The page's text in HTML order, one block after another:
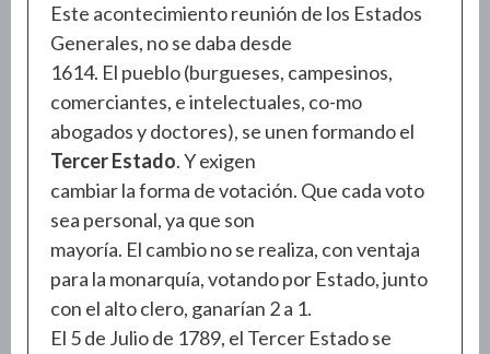
Este acontecimiento reunión de los Estados
Generales, no se daba desde
1614. El pueblo (burgueses, campesinos,
comerciantes, e intelectuales, co-mo
abogados y doctores), se unen formando el
Tercer Estado. Y exigen
cambiar la forma de votación. Que cada voto
sea personal, ya que son
mayoría. El cambio no se realiza, con ventaja
para la monarquía, votando por Estado, junto
con el alto clero, ganarían 2 a 1.
El 5 de Julio de 1789, el Tercer Estado se